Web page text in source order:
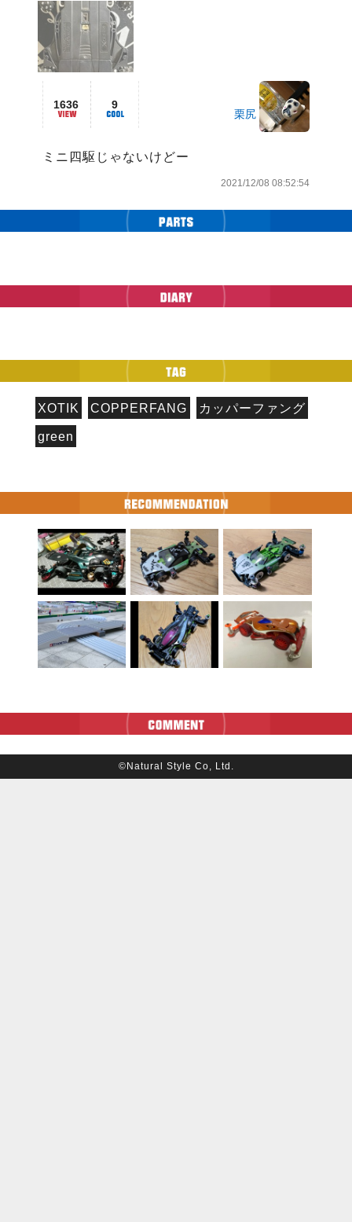
1636 9
栗尻
ミニ四駆じゃないけどー
2021/12/08 08:52:54
XOTIK COPPERFANG カッパーファング
green
©Natural Style Co, Ltd.